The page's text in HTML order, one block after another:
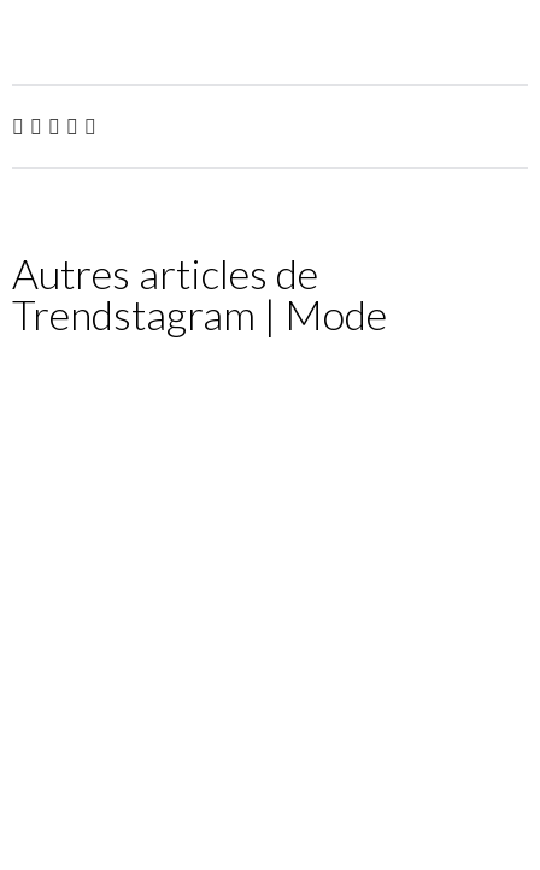
Autres articles de
Trendstagram | Mode